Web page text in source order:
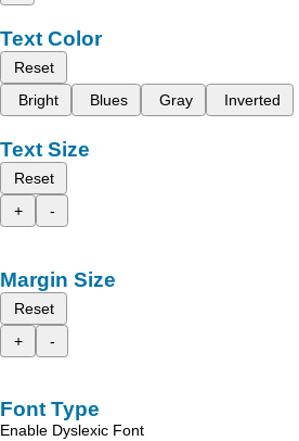
Text Color
Reset
Bright
Blues Gray Inverted
Text Size
Reset
+
-
Margin Size
Reset
+
-
Font Type
Enable Dyslexic Font